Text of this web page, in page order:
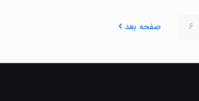
6 صفحه بعد